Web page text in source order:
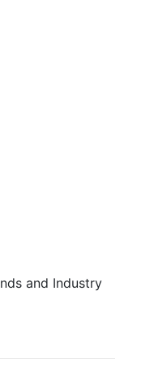
and Industry